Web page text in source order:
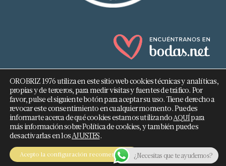
682 293 876
info@orobriz.es
OROBRIZ 1976 - 2026 ©
OROBRIZ 1976 utiliza en este sitio web cookies técnicas y analíticas,
propias y de terceros, para medir visitas y fuentes de tráfico. Por
favor, pulse el siguiente botón para aceptar su uso. Tiene derecho a
revocar este consentimiento en cualquier momento. Puedes
informarte acerca de qué cookies estamos utilizandoAQUÍpara
más información sobre Política de cookies, y también puedes
desactivarlas en losAJUSTES.
Acepto la configuración recomendada ¿Necesitas que te ayudemos?